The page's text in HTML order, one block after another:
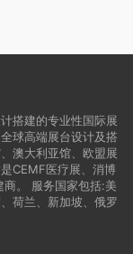
搭建的专业性国际展
球高端展台设计及搭
澳大利亚馆、欧盟展
CEMF医疗展、消博
商。 服务国家包括:美
荷兰、新加坡、俄罗